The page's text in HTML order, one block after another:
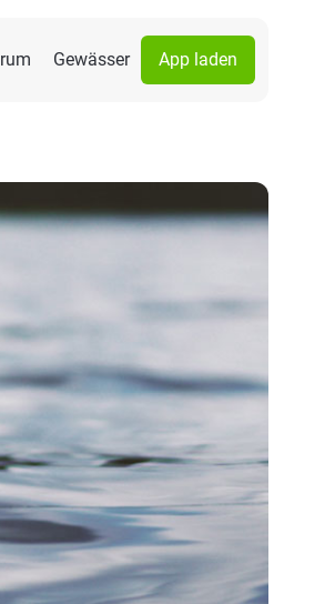
Gewässer App laden